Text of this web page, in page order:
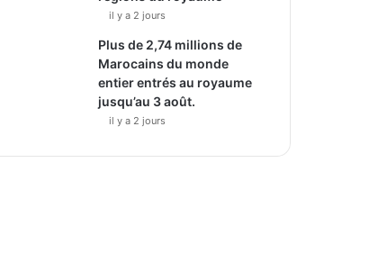
il y a 2 jours
Plus de 2,74 millions de
Marocains du monde
entier entrés au royaume
jusqu’au 3 août.
il y a 2 jours